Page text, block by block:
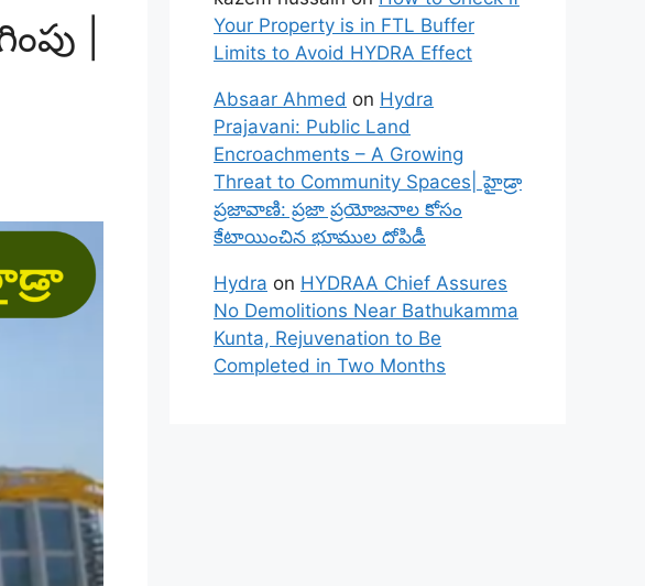
|
Your Property is in FTL Buffer
Limits to Avoid HYDRA Effect
Absaar Ahmed on Hydra
Prajavani: Public Land
Encroachments – A Growing
Threat to Community Spaces| హైడ్రా
ప్రజావాణి: ప్రజా ప్రయోజనాల కోసం
కేటాయించిన భూముల దోపిడీ
Hydra on HYDRAA Chief Assures
No Demolitions Near Bathukamma
Kunta, Rejuvenation to Be
Completed in Two Months